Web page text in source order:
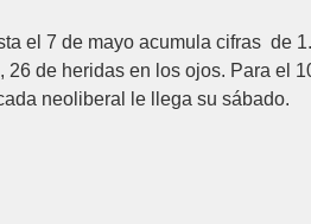
el 7 de mayo acumula cifras de
de heridas en los ojos. Para el
neoliberal le llega su sábado.